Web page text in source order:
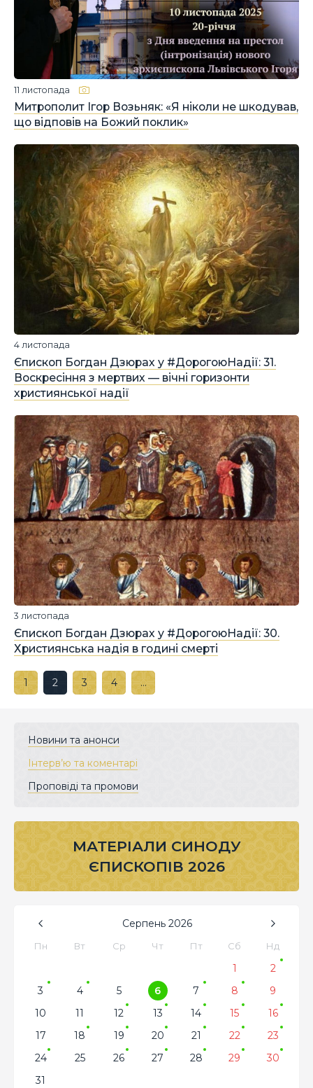
Митрополит Ігор Возьняк: «Я ніколи не шкодував,
що відповів на Божий поклик»
11 листопада
Єпископ Богдан Дзюрах у #ДорогоюНадії: 31.
Воскресіння з мертвих — вічні горизонти
християнської надії
4 листопада
Єпископ Богдан Дзюрах у #ДорогоюНадії: 30.
Християнська надія в годині смерті
3 листопада
1 2 3 4 …
Новини та анонси
Інтерв’ю та коментарі
Проповіді та промови
МАТЕРІАЛИ СИНОДУ
ЄПИСКОПІВ 2026
Серпень 2026
Пн Вт Ср Чт Пт Сб Нд
1
2
3
4 5 6 7 8
9
10
11 12 13 14 15
16
17
18 19 20 21 22
23
24
25 26 27 28 29
30
31